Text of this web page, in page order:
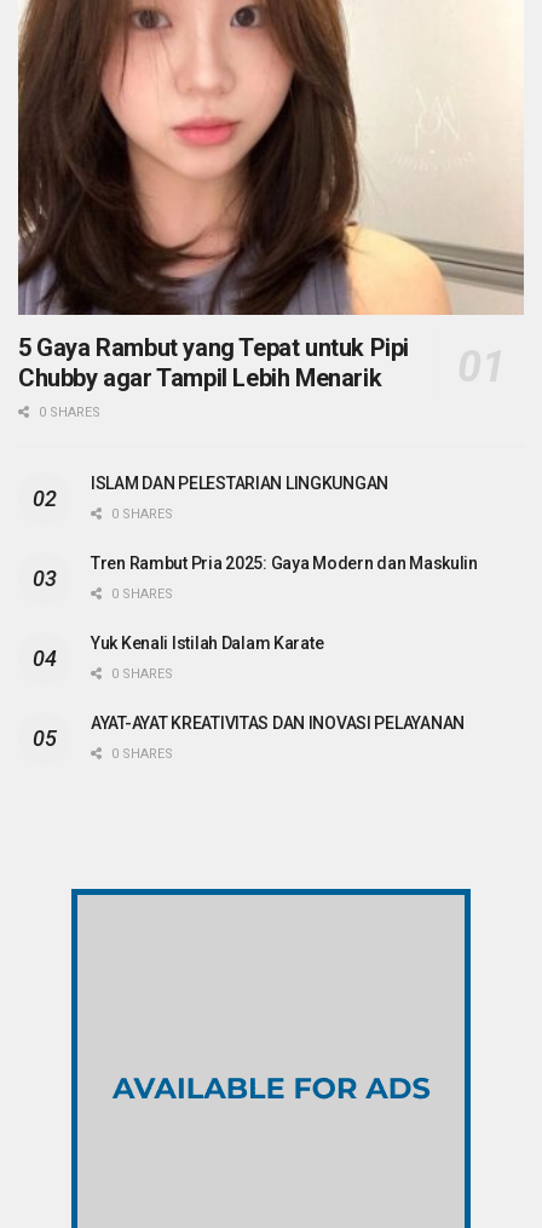
5 Gaya Rambut yang Tepat untuk Pipi
Chubby agar Tampil Lebih Menarik
0 SHARES
ISLAM DAN PELESTARIAN LINGKUNGAN
0 SHARES
Tren Rambut Pria 2025: Gaya Modern dan Maskulin
0 SHARES
Yuk Kenali Istilah Dalam Karate
0 SHARES
AYAT-AYAT KREATIVITAS DAN INOVASI PELAYANAN
0 SHARES